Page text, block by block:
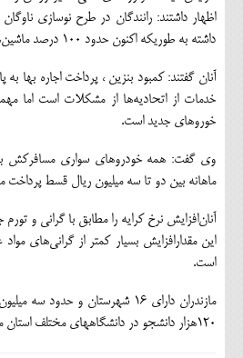
اظهار داشتند: رانندگان در طرح نوسازي
داشته به طوريكه اكنون حدود ‪ ۱۰۰‬درصد ماشين‌ها جديد هستند.
آنان گفتند: كمبود بنزين ، پرداخت اجاره بها
خدمات از اتحاديه‌ها از مشكلات است اما
خوروهاي جديد است.
وي گفت: همه خودروهاي سواري مسافركش
ماهانه بين دو تا سه ميليون ريال قسط پرداخت
آنان‌افزايش نرخ كرايه را مطابق با گراني و تورم
اين مقدارافزايش بسيار كمتر از گراني‌هاي
است.
۱۲۰‬هزار دانشجو در دانشگاههاي مختلف استان مشغول تحصيل هستند.(irna)